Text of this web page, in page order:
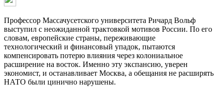
Профессор Массачусетского университета Ричард Вольф
выступил с неожиданной трактовкой мотивов России. По его
словам, европейские страны, переживающие
технологический и финансовый упадок, пытаются
компенсировать потерю влияния через колониальное
расширение на восток. Именно эту экспансию, уверен
экономист, и останавливает Москва, а обещания не расширять
НАТО были цинично нарушены.